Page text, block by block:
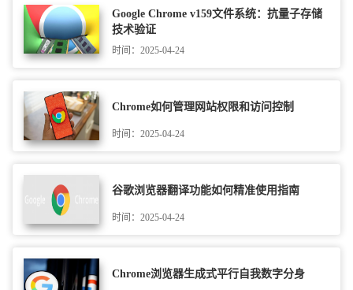
Google Chrome v159文件系统：抗量子存储
技术验证
时间：2025-04-24
Chrome如何管理网站权限和访问控制
时间：2025-04-24
谷歌浏览器翻译功能如何精准使用指南
时间：2025-04-24
Chrome浏览器生成式平行自我数字分身